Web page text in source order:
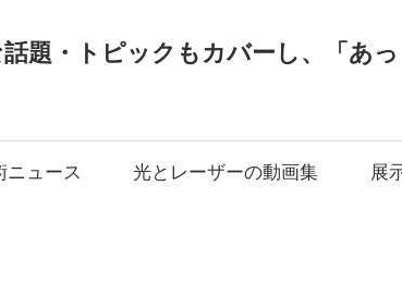
題・トピックもカバーし、「あ
ニュース 光とレーザーの動画集 展